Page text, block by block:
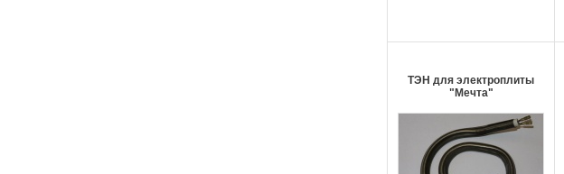
ТЭН для электроплиты
"Мечта"